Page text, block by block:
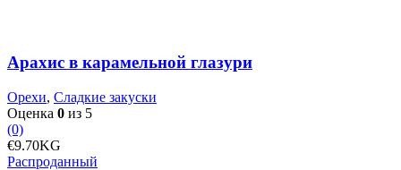
Арахис в карамельной глазури
Орехи, Сладкие закуски
Оценка 0 из 5
(0)
€9.70KG
Распроданный